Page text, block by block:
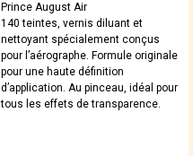
Prince August Air
140 teintes, vernis diluant et
nettoyant spécialement conçus
pour l’aérographe. Formule originale
pour une haute définition
d’application. Au pinceau, idéal pour
tous les effets de transparence.